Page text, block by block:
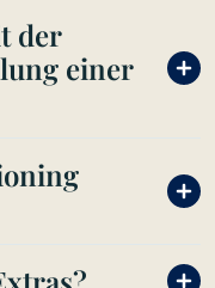
der
einer